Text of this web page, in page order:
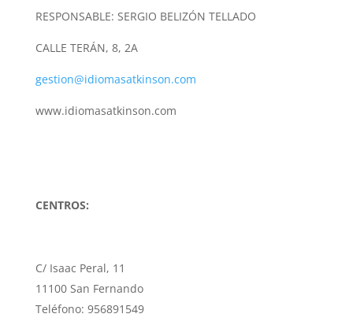
RESPONSABLE: SERGIO BELIZÓN TELLADO
CALLE TERÁN, 8, 2A
gestion@idiomasatkinson.com
www.idiomasatkinson.com
CENTROS:
C/ Isaac Peral, 11
11100 San Fernando
Teléfono: 956891549